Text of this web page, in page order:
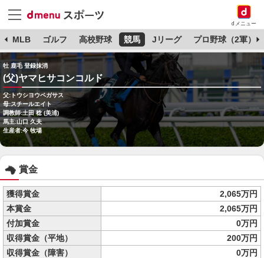
dメニュー
MLB ゴルフ 高校野球 競馬 Jリーグ プロ野球（2軍）
牡 鹿毛 登録抹消
(父)ヤマヒサコンコルド
父:トウシヨウペガサス
母:スチールエイト
調教師:土田 稔 (美浦)
馬主:山口 久夫
生産者:今 牧場
賞金
獲得賞金
2,065万円
本賞金
2,065万円
付加賞金
0万円
収得賞金（平地）
200万円
収得賞金（障害）
0万円